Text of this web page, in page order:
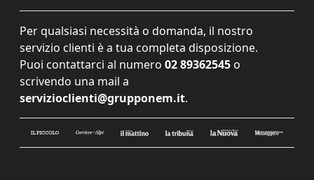
Per qualsiasi necessità o domanda, il nostro
servizio clienti è a tua completa disposizione.
Puoi contattarci al numero 02 89362545 o
scrivendo una mail a
servizioclienti@grupponem.it.